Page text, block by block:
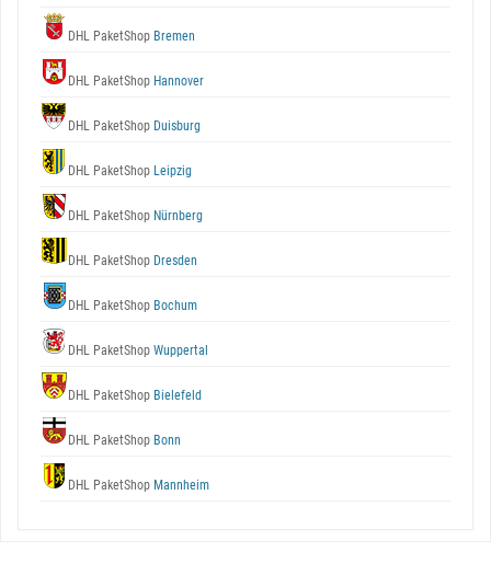
DHL PaketShop Bremen
DHL PaketShop Hannover
DHL PaketShop Duisburg
DHL PaketShop Leipzig
DHL PaketShop Nürnberg
DHL PaketShop Dresden
DHL PaketShop Bochum
DHL PaketShop Wuppertal
DHL PaketShop Bielefeld
DHL PaketShop Bonn
DHL PaketShop Mannheim